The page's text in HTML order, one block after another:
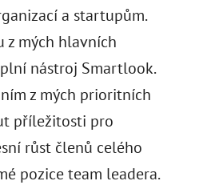
a startupům.
z mých hlavních
nástroj Smartlook.
z mých prioritních
příležitosti pro
růst členů celého
pozice team leadera.